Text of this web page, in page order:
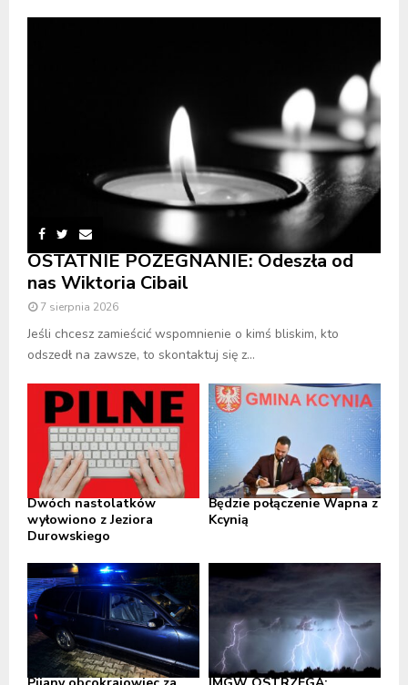
OSTATNIE POŻEGNANIE: Odeszła od
nas Wiktoria Cibail
7 sierpnia 2026
Jeśli chcesz zamieścić wspomnienie o kimś bliskim, kto
odszedł na zawsze, to skontaktuj się z...
Dwóch nastolatków
wyłowiono z Jeziora
Durowskiego
Będzie połączenie Wapna z
Kcynią